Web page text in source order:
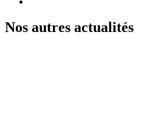
Nos autres actualités